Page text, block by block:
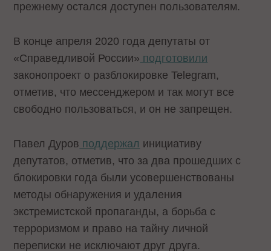
прежнему остался доступен пользователям.
В конце апреля 2020 года депутаты от
«Справедливой России» подготовили
законопроект о разблокировке Telegram,
отметив, что мессенджером и так могут все
свободно пользоваться, и он не запрещен.
Павел Дуров поддержал инициативу
депутатов, отметив, что за два прошедших с
блокировки года были усовершенствованы
методы обнаружения и удаления
экстремистской пропаганды, а борьба с
терроризмом и право на тайну личной
переписки не исключают друг друга.